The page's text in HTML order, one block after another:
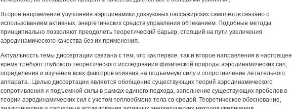
Второе направление улучшения аэродинамики дозвуковых пассажирских самолетов связано с
использованием активных, энергетических средств управления обтеканием. Подобные методы
принципиально позволяют преодолеть теоретический барьер, стоящий на пути увеличения
аэродинамического качества без их применения.
Актуальность темы диссертации связана с тем, что как первое, так и второе направления в настоящее
время требуют глубокого теоретического исследования физической природы аэродинамических сил,
определения и изучения всех факторов влияния на подъемную силу и сопротивление летательного
аппарата.. Целью диссертации является обобщение существующих теорий аэродинамического
сопротивления и подъемной силы в рамках единого подхода, заполнение существующих пробелов в
теории аэродинамических сил с учетом теплообмена тела со средой. Теоретическое обоснование,